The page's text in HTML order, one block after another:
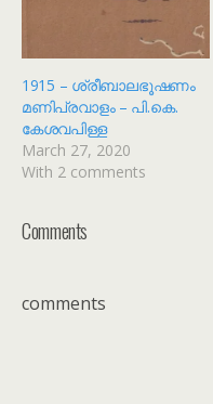
1915 – ശ്രീബാലഭൂഷണം
മണിപ്രവാളം – പി.കെ.
കേശവപിള്ള
March 27, 2020
With 2 comments
Comments
comments